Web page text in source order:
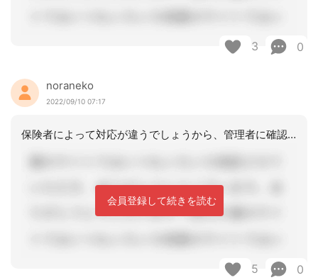
3 0
noraneko
2022/09/10 07:17
保険者によって対応が違うでしょうから、管理者に確認をされてはいかがでしょうか？も
会員登録して続きを読む
5 0